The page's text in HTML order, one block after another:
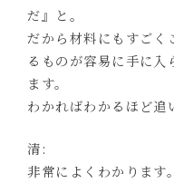
だ』と。
だから材料にもすごく
るものが容易に手に入
ます。
わかればわかるほど追
清:
非常によくわかります。